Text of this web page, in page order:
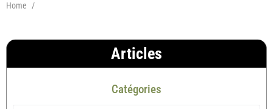
Home /
Articles
Catégories